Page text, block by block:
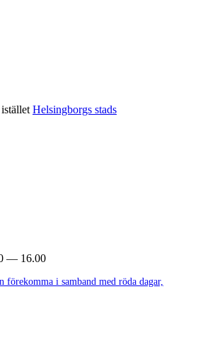
Helsingborgs stads
— 16.00
förekomma i samband med röda dagar,